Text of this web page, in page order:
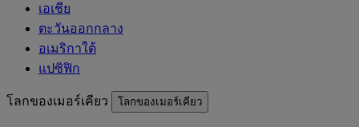
เอเชีย
ตะวันออกกลาง
อเมริกาใต้
แปซิฟิก
โลกของเมอร์เคียว โลกของเมอร์เคียว